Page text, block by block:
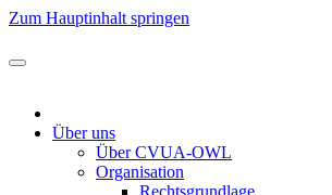
Zum Hauptinhalt springen
Über uns
Über CVUA-OWL
Organisation
Rechtsgrundlage